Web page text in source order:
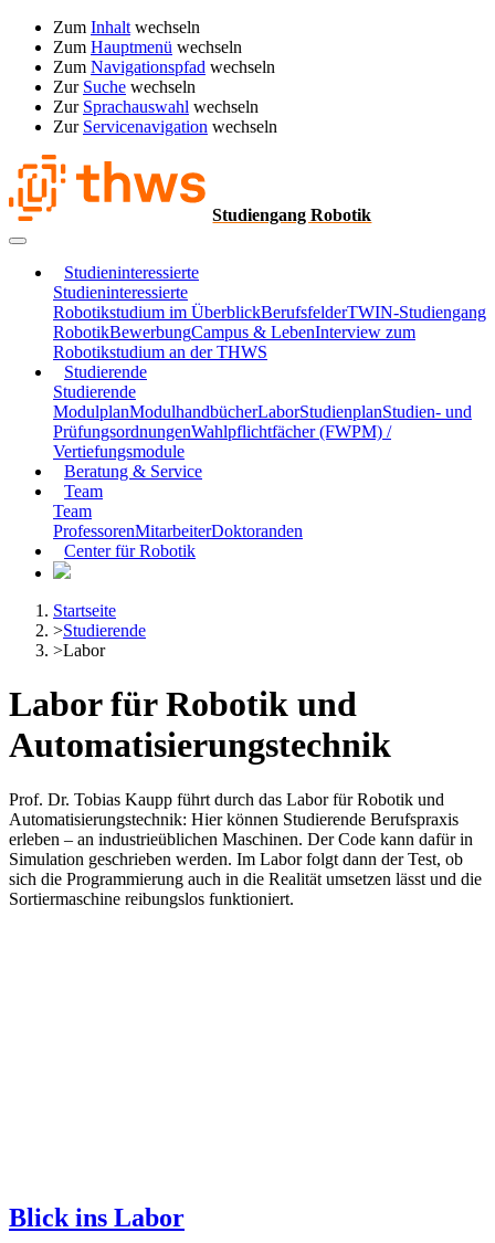
Zum Inhalt wechseln
Zum Hauptmenü wechseln
Zum Navigationspfad wechseln
Zur Suche wechseln
Zur Sprachauswahl wechseln
Zur Servicenavigation wechseln
Studiengang Robotik
Studieninteressierte
Studieninteressierte
Robotikstudium im ÜberblickBerufsfelderTWIN-Studiengang
RobotikBewerbungCampus & LebenInterview zum
Robotikstudium an der THWS
Studierende
Studierende
ModulplanModulhandbücherLaborStudienplanStudien- und
PrüfungsordnungenWahlpflichtfächer (FWPM) /
Vertiefungsmodule
Beratung & Service
Team
Team
ProfessorenMitarbeiterDoktoranden
Center für Robotik
Startseite
>Studierende
>Labor
Labor für Robotik und
Automatisierungstechnik
Prof. Dr. Tobias Kaupp führt durch das Labor für Robotik und
Automatisierungstechnik: Hier können Studierende Berufspraxis
erleben – an industrieüblichen Maschinen. Der Code kann dafür in
Simulation geschrieben werden. Im Labor folgt dann der Test, ob
sich die Programmierung auch in die Realität umsetzen lässt und die
Sortiermaschine reibungslos funktioniert.
Blick ins Labor